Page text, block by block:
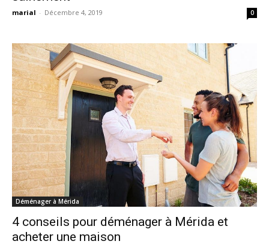
marial - Décembre 4, 2019 0
Déménager à Mérida
4 conseils pour déménager à Mérida et
acheter une maison